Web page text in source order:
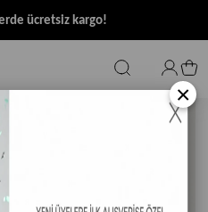
ücretsiz kargo!
×